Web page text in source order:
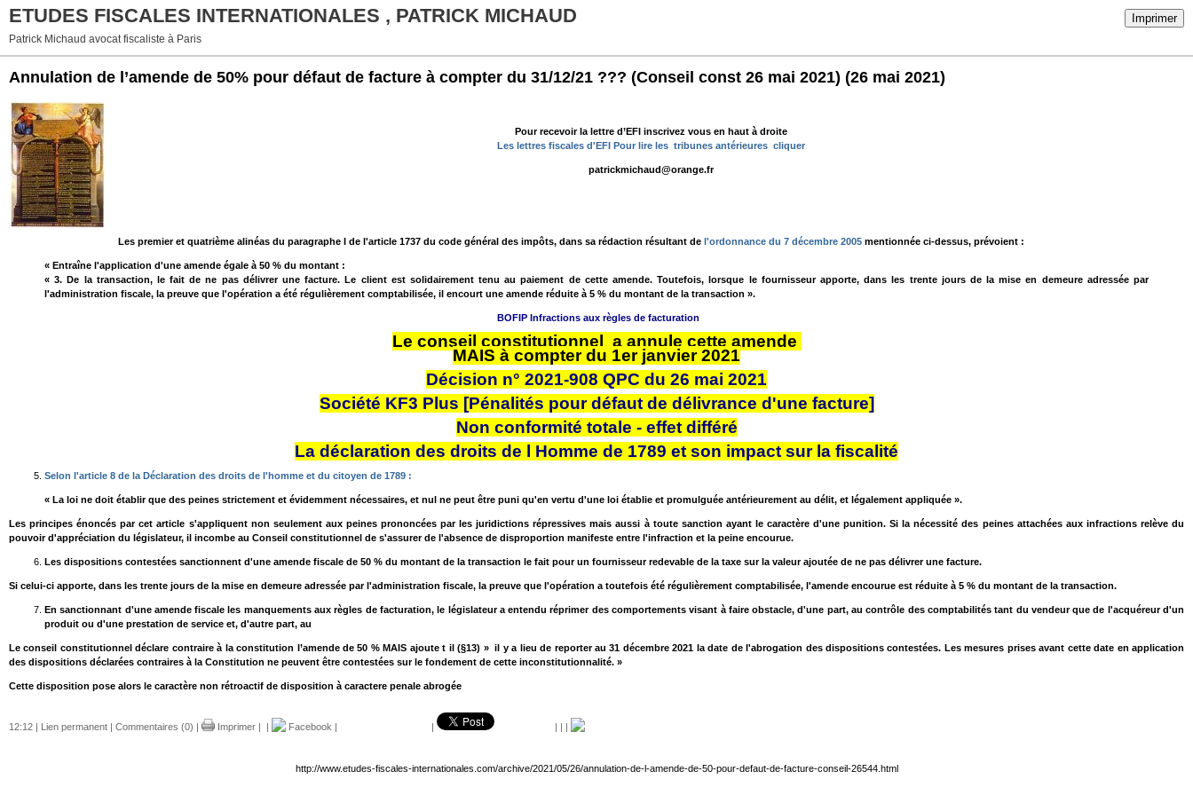
Imprimer
ETUDES FISCALES INTERNATIONALES , PATRICK MICHAUD
Patrick Michaud avocat fiscaliste à Paris
Annulation de l’amende de 50% pour défaut de facture à compter du 31/12/21 ??? (Conseil const 26 mai 2021) (26 mai 2021)
Pour recevoir la lettre d’EFI inscrivez vous en haut à droite
Les lettres fiscales d'EFI Pour lire les tribunes antérieures cliquer
patrickmichaud@orange.fr
Les premier et quatrième alinéas du paragraphe I de l'article 1737 du code général des impôts, dans sa rédaction résultant del'ordonnance du 7 décembre 2005 mentionnée ci-dessus, prévoient :
« Entraîne l'application d'une amende égale à 50 % du montant :
« 3. De la transaction, le fait de ne pas délivrer une facture. Le client est solidairement tenu au paiement de cette amende. Toutefois, lorsque le fournisseur apporte, dans les trente jours de la mise en demeure adressée par
l'administration fiscale, la preuve que l'opération a été régulièrement comptabilisée, il encourt une amende réduite à 5 % du montant de la transaction ».
BOFIP Infractions aux règles de facturation
Le conseil constitutionnel a annule cette amende
MAIS à compter du 1er janvier 2021
Décision n° 2021-908 QPC du 26 mai 2021
Société KF3 Plus [Pénalités pour défaut de délivrance d'une facture]
Non conformité totale - effet différé
La déclaration des droits de l Homme de 1789 et son impact sur la fiscalité
Selon l'article 8 de la Déclaration des droits de l'homme et du citoyen de 1789 :
« La loi ne doit établir que des peines strictement et évidemment nécessaires, et nul ne peut être puni qu'en vertu d'une loi établie et promulguée antérieurement au délit, et légalement appliquée ».
Les principes énoncés par cet article s'appliquent non seulement aux peines prononcées par les juridictions répressives mais aussi à toute sanction ayant le caractère d'une punition. Si la nécessité des peines attachées aux infractions relève du
pouvoir d'appréciation du législateur, il incombe au Conseil constitutionnel de s'assurer de l'absence de disproportion manifeste entre l'infraction et la peine encourue.
Les dispositions contestées sanctionnent d'une amende fiscale de 50 % du montant de la transaction le fait pour un fournisseur redevable de la taxe sur la valeur ajoutée de ne pas délivrer une facture.
Si celui-ci apporte, dans les trente jours de la mise en demeure adressée par l'administration fiscale, la preuve que l'opération a toutefois été régulièrement comptabilisée, l'amende encourue est réduite à 5 % du montant de la transaction.
En sanctionnant d'une amende fiscale les manquements aux règles de facturation, le législateur a entendu réprimer des comportements visant à faire obstacle, d'une part, au contrôle des comptabilités tant du vendeur que de l'acquéreur d'un
produit ou d'une prestation de service et, d'autre part, au
Le conseil constitutionnel déclare contraire à la constitution l’amende de 50 % MAIS ajoute t il (§13) » il y a lieu de reporter au 31 décembre 2021 la date de l'abrogation des dispositions contestées. Les mesures prises avant cette date en application
des dispositions déclarées contraires à la Constitution ne peuvent être contestées sur le fondement de cette inconstitutionnalité. »
Cette disposition pose alors le caractère non rétroactif de disposition à caractere penale abrogée
12:12 | Lien permanent | Commentaires (0) | Imprimer | | Facebook | | | | |
http://www.etudes-fiscales-internationales.com/archive/2021/05/26/annulation-de-l-amende-de-50-pour-defaut-de-facture-conseil-26544.html